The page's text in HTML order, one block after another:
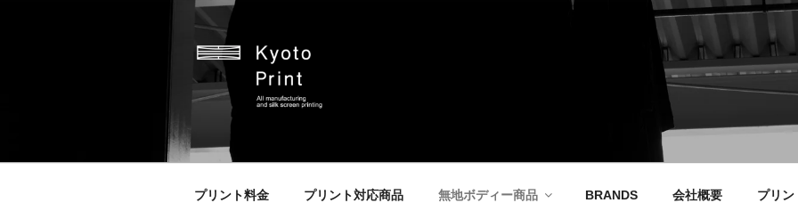
京都プリント
プリント料金 プリント対応商品 無地ボディー商品 BRANDS 会社概要 プリン